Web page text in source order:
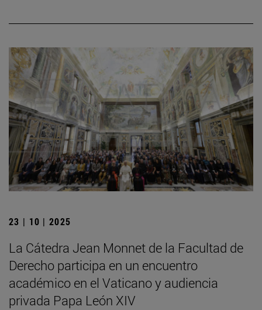
23 | 10 | 2025
La Cátedra Jean Monnet de la Facultad de
Derecho participa en un encuentro
académico en el Vaticano y audiencia
privada Papa León XIV